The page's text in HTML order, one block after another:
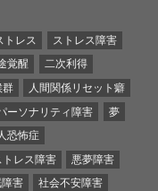
トレス
ストレス障害
覚醒
二次利得
群
人間関係リセット癖
ーソナリティ障害
夢
恐怖症
トレス障害
悪夢障害
害
社会不安障害